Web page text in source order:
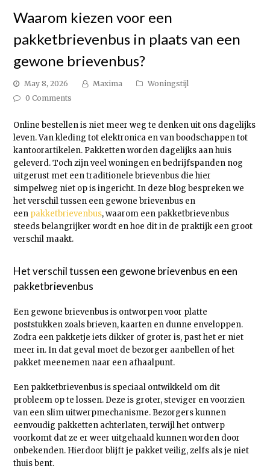
Waarom kiezen voor een
pakketbrievenbus in plaats van een
gewone brievenbus?
May 8, 2026 Maxima
Woningstijl
0 Comments
Online bestellen is niet meer weg te denken uit ons dagelijks
leven. Van kleding tot elektronica en van boodschappen tot
kantoorartikelen. Pakketten worden dagelijks aan huis
geleverd. Toch zijn veel woningen en bedrijfspanden nog
uitgerust met een traditionele brievenbus die hier
simpelweg niet op is ingericht. In deze blog bespreken we
het verschil tussen een gewone brievenbus en
een pakketbrievenbus, waarom een pakketbrievenbus
steeds belangrijker wordt en hoe dit in de praktijk een groot
verschil maakt.
Het verschil tussen een gewone brievenbus en een
pakketbrievenbus
Een gewone brievenbus is ontworpen voor platte
poststukken zoals brieven, kaarten en dunne enveloppen.
Zodra een pakketje iets dikker of groter is, past het er niet
meer in. In dat geval moet de bezorger aanbellen of het
pakket meenemen naar een afhaalpunt.
Een pakketbrievenbus is speciaal ontwikkeld om dit
probleem op te lossen. Deze is groter, steviger en voorzien
van een slim uitwerpmechanisme. Bezorgers kunnen
eenvoudig pakketten achterlaten, terwijl het ontwerp
voorkomt dat ze er weer uitgehaald kunnen worden door
onbekenden. Hierdoor blijft je pakket veilig, zelfs als je niet
thuis bent.